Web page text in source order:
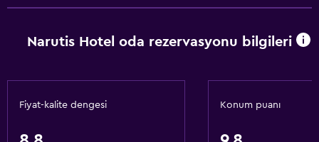
Narutis Hotel oda rezervasyonu bilgileri
Fiyat-kalite dengesi Konum puanı